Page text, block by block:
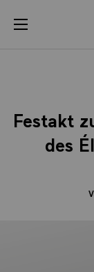
Menü öffnen
Festakt
des